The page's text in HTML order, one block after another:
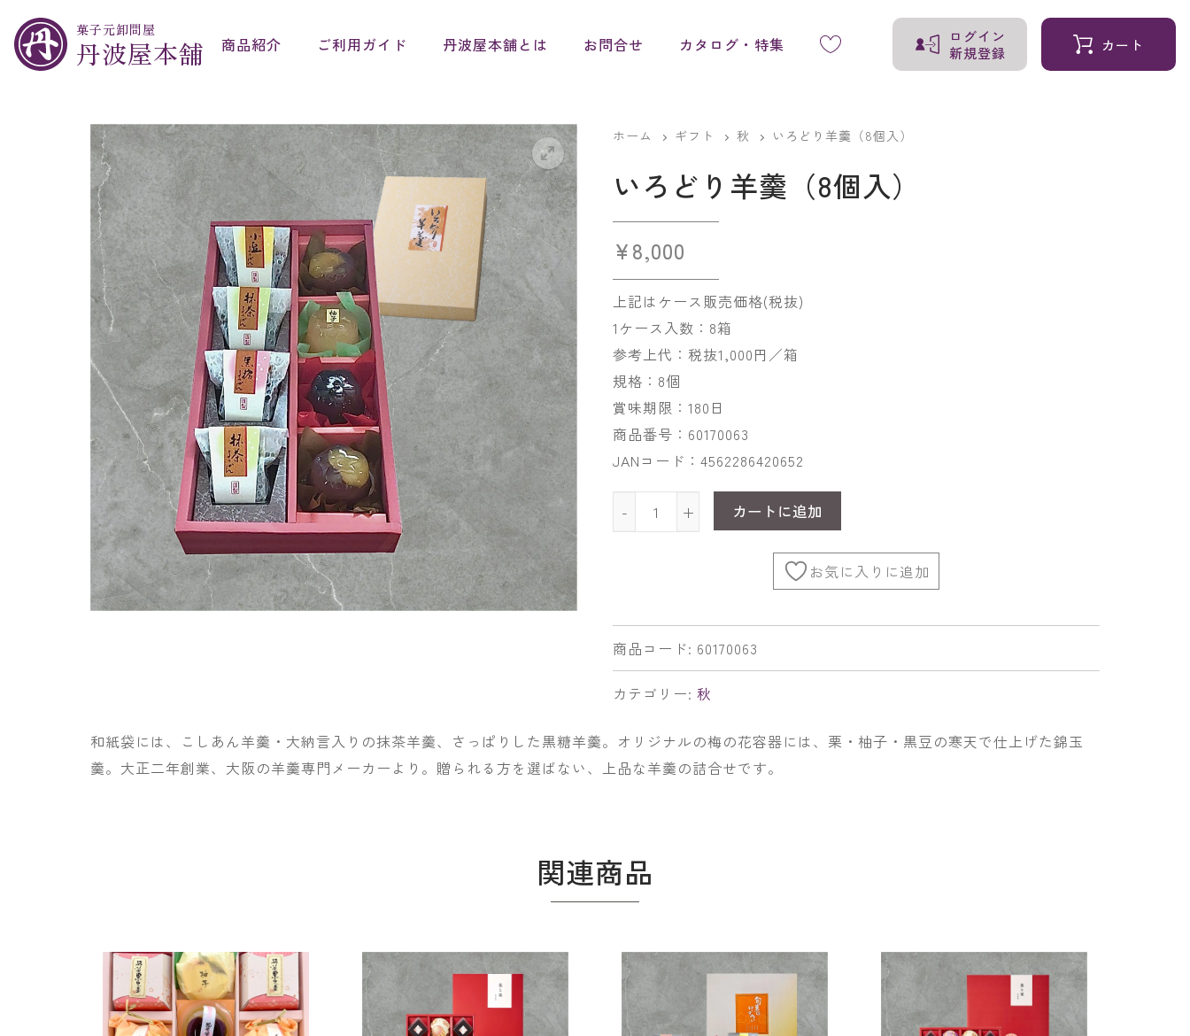
菓子元卸問屋
丹波屋本舗 商品紹介 ご利用ガイド 丹波屋本舗とは お問合せ カタログ・特集
ログイン
新規登録
カート
ホーム ギフト 秋 いろどり羊羹（8個入）
いろどり羊羹（8個入）
¥8,000
上記はケース販売価格(税抜)
1ケース入数：8箱
参考上代：税抜1,000円／箱
規格：8個
賞味期限：180日
商品番号：60170063
JANコード：4562286420652
- + カートに追加
お気に入りに追加
商品コード: 60170063
カテゴリー: 秋
和紙袋には、こしあん羊羹・大納言入りの抹茶羊羹、さっぱりした黒糖羊羹。オリジナルの梅の花容器には、栗・柚子・黒豆の寒天で仕上げた錦玉
羹。大正二年創業、大阪の羊羹専門メーカーより。贈られる方を選ばない、上品な羊羹の詰合せです。
関連商品